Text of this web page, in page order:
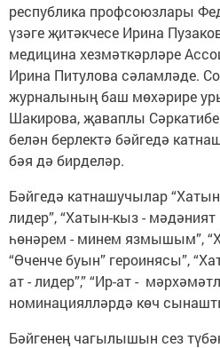
республика профсоюзлары
үзәге җитәкчесе Ирина
медицина хезмәткәрләре
Ирина Питулова сәламләде.
журналының баш мөхәрире
Шакирова, җаваплы
белән берлектә бәйгедә
бәя дә бирделәр.
Бәйгедә катнашучылар
лидер”, “Хатын-кыз -
һөнәрем - минем язмышым”,
“Өченче буын” героинясы”,
ат - лидер”,” “Ир-ат -
номинациялләрдә көч
Бәйгенең чагылышын сез